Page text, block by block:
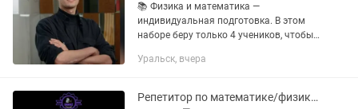
📚 Физика и математика —
индивидуальная подготовка. В этом
наборе беру только 4 учеников, чтобы
внимания и контролировать его
Жасуланович —...
Уральск, вчера
Репетитор по математике/физике/химии 5-9 кл Онлайн Пробный урок бесплатно